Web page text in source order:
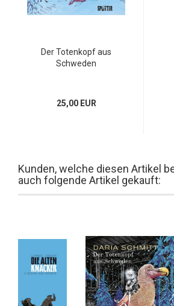
Der Totenkopf aus
Schweden
25,00 EUR
Kunden, welche diesen Artikel
auch folgende Artikel gekauft: